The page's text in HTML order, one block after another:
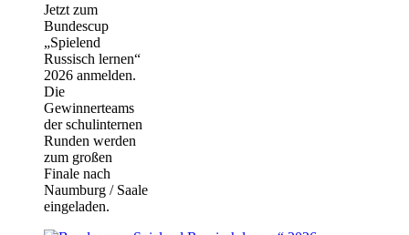
Jetzt zum
Bundescup
„Spielend
Russisch lernen“
2026 anmelden.
Die
Gewinnerteams
der schulinternen
Runden werden
zum großen
Finale nach
Naumburg / Saale
eingeladen.